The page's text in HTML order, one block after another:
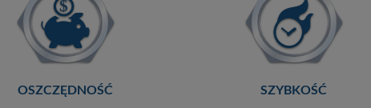
OSZCZĘDNOŚĆ SZYBKOŚĆ